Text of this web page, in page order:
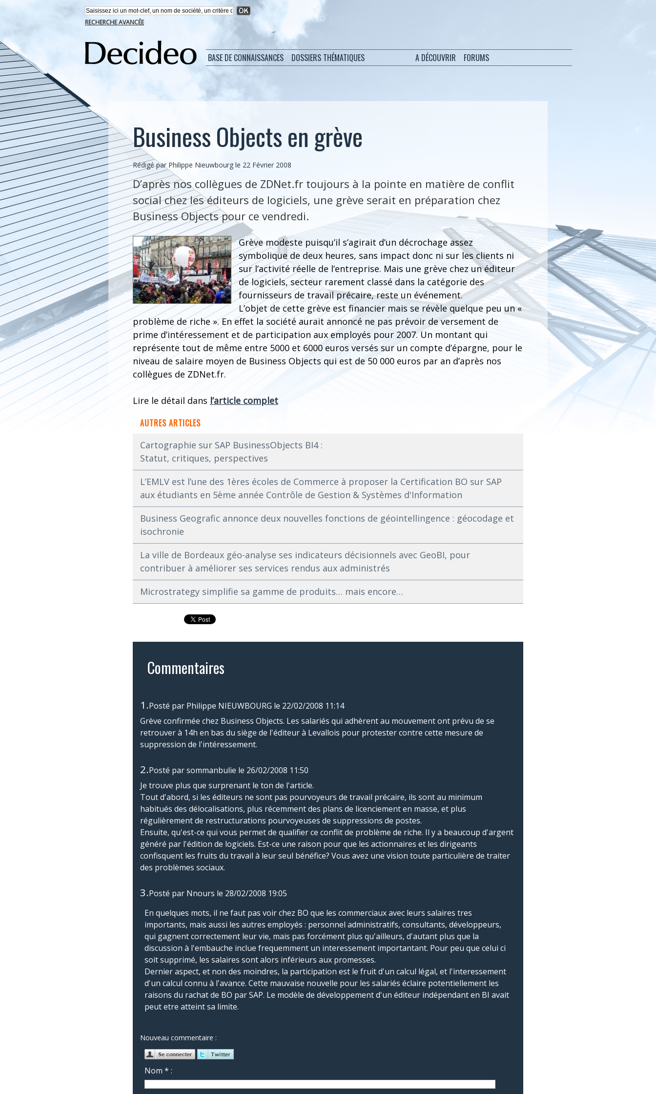
RECHERCHE AVANCÉE
BASE DE CONNAISSANCES DOSSIERS THÉMATIQUES A DÉCOUVRIR FORUMS
Business Objects en grève
Rédigé par Philippe Nieuwbourg le 22 Février 2008
D’après nos collègues de ZDNet.fr toujours à la pointe en matière de conflit
social chez les éditeurs de logiciels, une grève serait en préparation chez
Business Objects pour ce vendredi.
Grève modeste puisqu’il s’agirait d’un décrochage assez
symbolique de deux heures, sans impact donc ni sur les clients ni
sur l’activité réelle de l’entreprise. Mais une grève chez un éditeur
de logiciels, secteur rarement classé dans la catégorie des
fournisseurs de travail précaire, reste un événement.
L’objet de cette grève est financier mais se révèle quelque peu un «
problème de riche ». En effet la société aurait annoncé ne pas prévoir de versement de
prime d’intéressement et de participation aux employés pour 2007. Un montant qui
représente tout de même entre 5000 et 6000 euros versés sur un compte d’épargne, pour le
niveau de salaire moyen de Business Objects qui est de 50 000 euros par an d’après nos
collègues de ZDNet.fr.
Lire le détail dans l’article complet
AUTRES ARTICLES
Cartographie sur SAP BusinessObjects BI4 :
Statut, critiques, perspectives
L’EMLV est l’une des 1ères écoles de Commerce à proposer la Certification BO sur SAP
aux étudiants en 5ème année Contrôle de Gestion & Systèmes d'Information
Business Geografic annonce deux nouvelles fonctions de géointellingence : géocodage et
isochronie
La ville de Bordeaux géo-analyse ses indicateurs décisionnels avec GeoBI, pour
contribuer à améliorer ses services rendus aux administrés
Microstrategy simplifie sa gamme de produits… mais encore…
Commentaires
1.Posté par Philippe NIEUWBOURG le 22/02/2008 11:14
Grève confirmée chez Business Objects. Les salariés qui adhèrent au mouvement ont prévu de se
retrouver à 14h en bas du siège de l'éditeur à Levallois pour protester contre cette mesure de
suppression de l'intéressement.
2.Posté parsommanbulie le 26/02/2008 11:50
Je trouve plus que surprenant le ton de l'article.
Tout d'abord, si les éditeurs ne sont pas pourvoyeurs de travail précaire, ils sont au minimum
habitués des délocalisations, plus récemment des plans de licenciement en masse, et plus
régulièrement de restructurations pourvoyeuses de suppressions de postes.
Ensuite, qu'est-ce qui vous permet de qualifier ce conflit de problème de riche. Il y a beaucoup d'argent
généré par l'édition de logiciels. Est-ce une raison pour que les actionnaires et les dirigeants
confisquent les fruits du travail à leur seul bénéfice? Vous avez une vision toute particulière de traiter
des problèmes sociaux.
3.Posté par Nnours le 28/02/2008 19:05
En quelques mots, il ne faut pas voir chez BO que les commerciaux avec leurs salaires tres
importants, mais aussi les autres employés : personnel administratifs, consultants, développeurs,
qui gagnent correctement leur vie, mais pas forcément plus qu'ailleurs, d'autant plus que la
discussion à l'embauche inclue frequemment un interessement importantant. Pour peu que celui ci
soit supprimé, les salaires sont alors inférieurs aux promesses.
Dernier aspect, et non des moindres, la participation est le fruit d'un calcul légal, et l'interessement
d'un calcul connu à l'avance. Cette mauvaise nouvelle pour les salariés éclaire potentiellement les
raisons du rachat de BO par SAP. Le modèle de développement d'un éditeur indépendant en BI avait
peut etre atteint sa limite.
Nouveau commentaire :
Nom * :